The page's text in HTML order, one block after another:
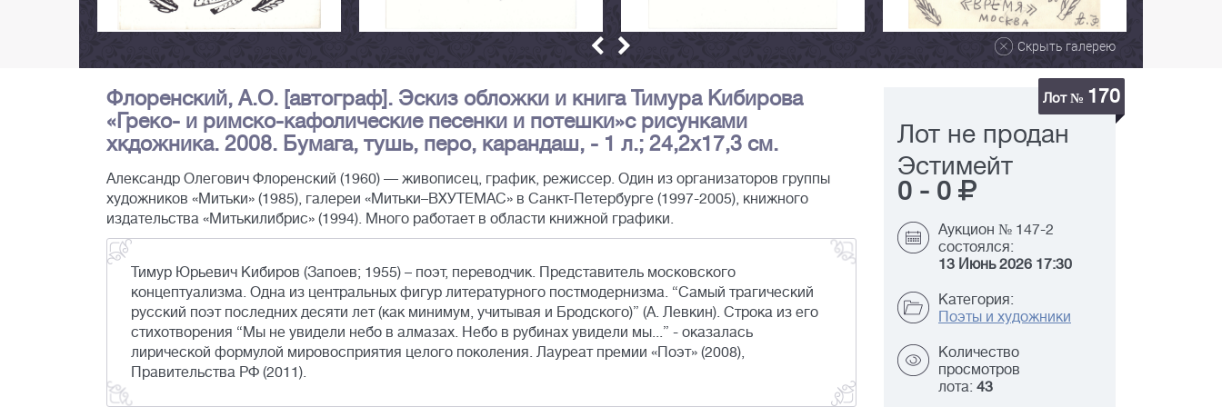
Скрыть галерею
Флоренский, А.О. [автограф]. Эскиз обложки и книга Тимура Кибирова
«Греко- и римско-кафолические песенки и потешки»с рисунками
хкдожника. 2008. Бумага, тушь, перо, карандаш, - 1 л.; 24,2х17,3 см.
Александр Олегович Флоренский (1960) — живописец, график, режиссер. Один из организаторов группы
художников «Митьки» (1985), галереи «Митьки–ВХУТЕМАС» в Санкт-Петербурге (1997-2005), книжного
издательства «Митькилибрис» (1994). Много работает в области книжной графики.
Тимур Юрьевич Кибиров (Запоев; 1955) – поэт, переводчик. Представитель московского
концептуализма. Одна из центральных фигур литературного постмодернизма. “Самый трагический
русский поэт последних десяти лет (как минимум, учитывая и Бродского)” (А. Левкин). Строка из его
стихотворения “Мы не увидели небо в алмазах. Небо в рубинах увидели мы...” - оказалась
лирической формулой мировосприятия целого поколения. Лауреат премии «Поэт» (2008),
Правительства РФ (2011).
Лот № 170
Лот не продан
Эстимейт
0 - 0
Аукцион № 147-2
состоялся:
13 Июнь 2026 17:30
Категория:
Поэты и художники
Количество
просмотров
лота: 43